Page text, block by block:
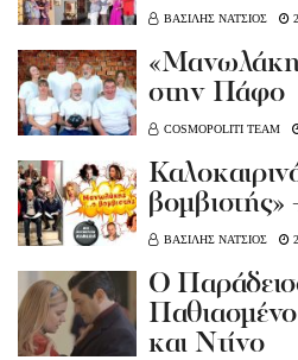
ΒΑΣΙΛΗΣ ΝΑΤΣΙΟΣ
στην Πάφο
COSMOPOLITI TEAM
βομβιστής»
ΒΑΣΙΛΗΣ ΝΑΤΣΙΟΣ
Ο
Παθιασμένο
και Ντίνο